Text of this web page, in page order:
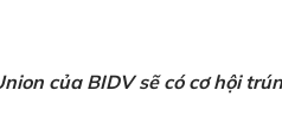
của BIDV sẽ có cơ hội